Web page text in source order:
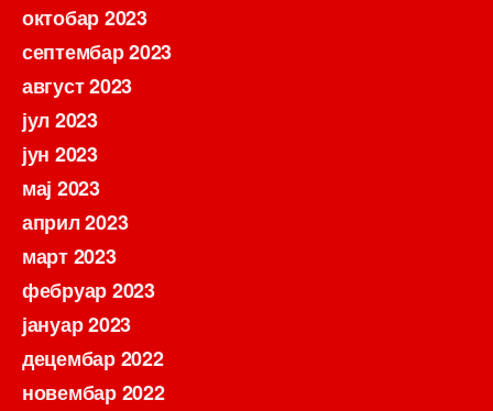
октобар 2023
септембар 2023
август 2023
јул 2023
јун 2023
мај 2023
април 2023
март 2023
фебруар 2023
јануар 2023
децембар 2022
новембар 2022